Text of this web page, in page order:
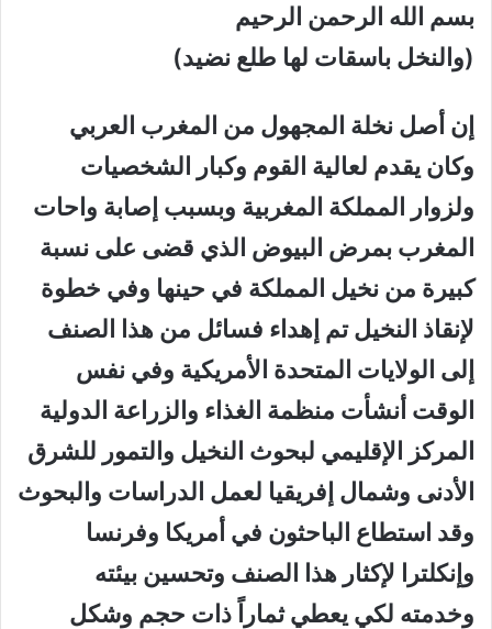
بسم الله الرحمن الرحيم
(والنخل باسقات لها طلع نضيد)
إن أصل نخلة المجهول من المغرب العربي
وكان يقدم لعالية القوم وكبار الشخصيات
ولزوار المملكة المغربية وبسبب إصابة واحات
المغرب بمرض البيوض الذي قضى على نسبة
كبيرة من نخيل المملكة في حينها وفي خطوة
لإنقاذ النخيل تم إهداء فسائل من هذا الصنف
إلى الولايات المتحدة الأمريكية وفي نفس
الوقت أنشأت منظمة الغذاء والزراعة الدولية
المركز الإقليمي لبحوث النخيل والتمور للشرق
الأدنى وشمال إفريقيا لعمل الدراسات والبحوث
وقد استطاع الباحثون في أمريكا وفرنسا
وإنكلترا لإكثار هذا الصنف وتحسين بيئته
وخدمته لكي يعطي ثماراً ذات حجم وشكل